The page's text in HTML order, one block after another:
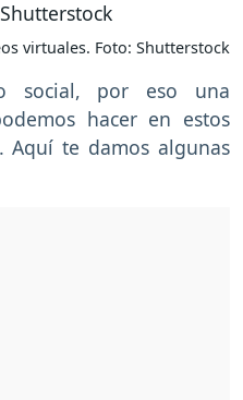
virtuales. Foto: Shutterstock
social, por eso una
hacer en estos
Aquí te damos algunas